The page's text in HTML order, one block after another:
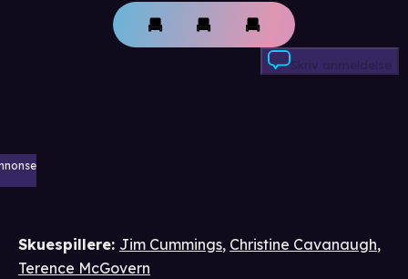
Skriv anmeldelse
Skuespillere: Jim Cummings, Christine Cavanaugh,
Terence McGovern